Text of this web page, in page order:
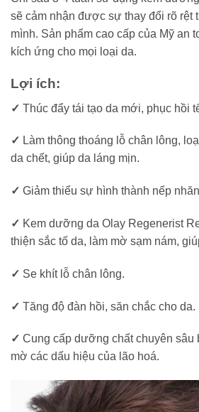
sẽ cảm nhận được sự thay đổi rõ rệt
mình. Sản phẩm cao cấp của Mỹ an
kích ứng cho mọi loại da.
Lợi ích:
✓ Thúc đẩy tái tạo da mới, phục hồi
✓ Làm thông thoáng lỗ chân lông,
da chết, giúp da láng mịn.
✓ Giảm thiểu sự hình thành nếp
✓ Kem dưỡng da Olay Regenerist
thiện sắc tố da, làm mờ sạm nám,
✓ Se khít lỗ chân lông.
✓ Tăng độ đàn hồi, săn chắc cho da.
✓ Cung cấp dưỡng chất chuyên sâu
mờ các dấu hiệu của lão hoá.